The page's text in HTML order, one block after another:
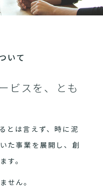
いて
ビスを、とも
とは言えず、時に泥
た事業を展開し、創
す。
せん。